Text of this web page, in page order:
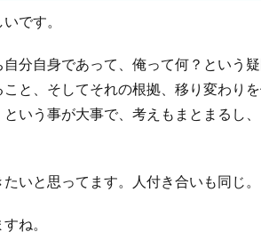
です。
分自身であって、俺って何？という
と、そしてそれの根拠、移り変わり
いう事が大事で、考えもまとまるし
いと思ってます。人付き合いも同じ。
ね。